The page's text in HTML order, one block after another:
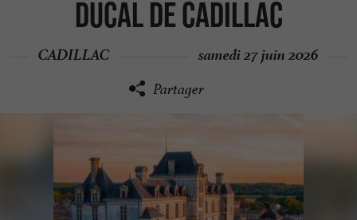
Ducal de Cadillac
CADILLAC samedi 27 juin 2026
Partager